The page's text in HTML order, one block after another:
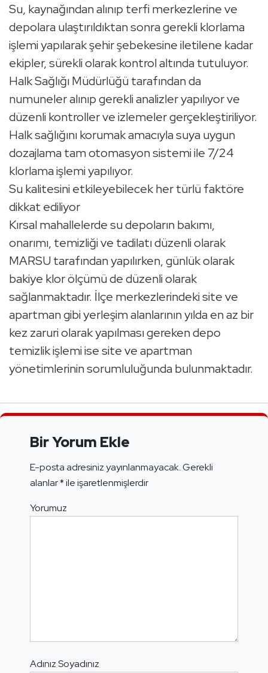
Su, kaynağından alınıp terfi merkezlerine ve
depolara ulaştırıldıktan sonra gerekli klorlama
işlemi yapılarak şehir şebekesine iletilene kadar
ekipler, sürekli olarak kontrol altında tutuluyor.
Halk Sağlığı Müdürlüğü tarafından da
numuneler alınıp gerekli analizler yapılıyor ve
düzenli kontroller ve izlemeler gerçekleştiriliyor.
Halk sağlığını korumak amacıyla suya uygun
dozajlama tam otomasyon sistemi ile 7/24
klorlama işlemi yapılıyor.
Su kalitesini etkileyebilecek her türlü faktöre
dikkat ediliyor
Kırsal mahallelerde su depoların bakımı,
onarımı, temizliği ve tadilatı düzenli olarak
MARSU tarafından yapılırken, günlük olarak
bakiye klor ölçümü de düzenli olarak
sağlanmaktadır. İlçe merkezlerindeki site ve
apartman gibi yerleşim alanlarının yılda en az bir
kez zaruri olarak yapılması gereken depo
temizlik işlemi ise site ve apartman
yönetimlerinin sorumluluğunda bulunmaktadır.
Bir Yorum Ekle
E-posta adresiniz yayınlanmayacak.Gerekli
alanlar*ile işaretlenmişlerdir
Yorumuz
Adınız Soyadınız